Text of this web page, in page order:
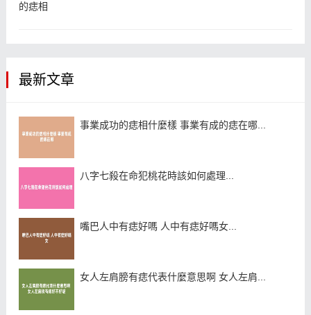
的痣相
最新文章
事業成功的痣相什麼樣 事業有成的痣在哪...
八字七殺在命犯桃花時該如何處理...
嘴巴人中有痣好嗎 人中有痣好嗎女...
女人左肩膀有痣代表什麼意思啊 女人左肩...